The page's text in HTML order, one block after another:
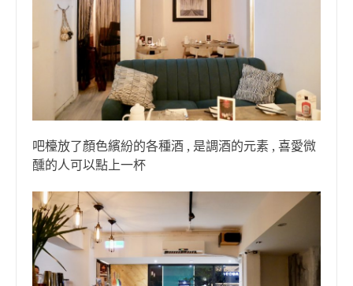
吧檯放了顏色繽紛的各種酒 , 是調酒的元素 , 喜愛微
醺的人可以點上一杯